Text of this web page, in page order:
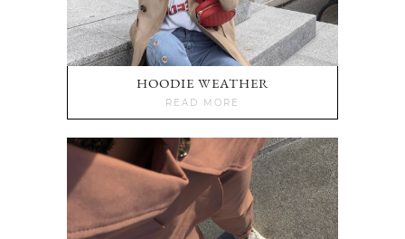
HOODIE WEATHER
READ MORE